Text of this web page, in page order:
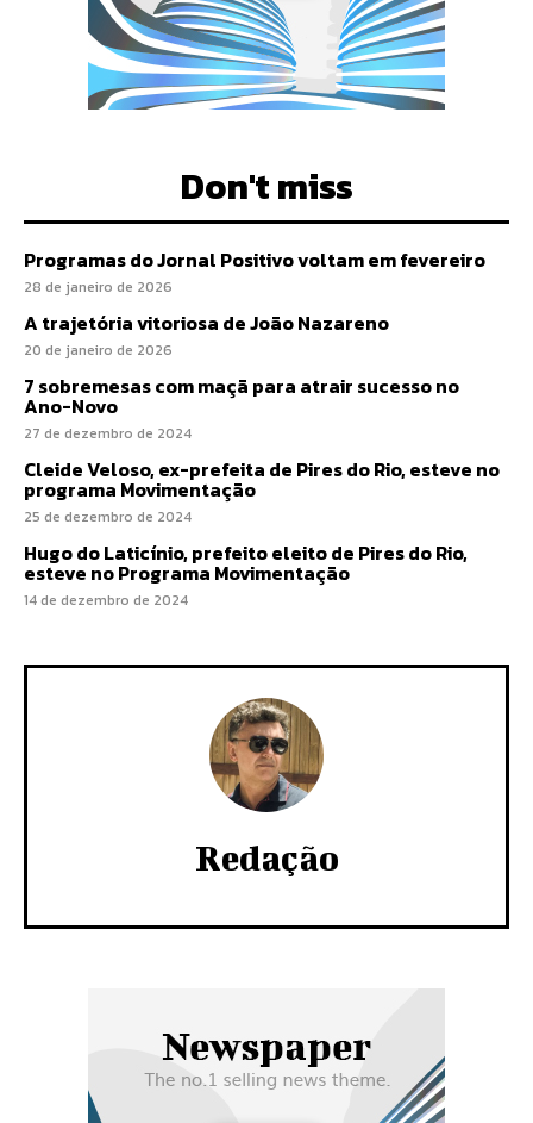
Don't miss
Programas do Jornal Positivo voltam em fevereiro
28 de janeiro de 2026
A trajetória vitoriosa de João Nazareno
20 de janeiro de 2026
7 sobremesas com maçã para atrair sucesso no
Ano-Novo
27 de dezembro de 2024
Cleide Veloso, ex-prefeita de Pires do Rio, esteve no
programa Movimentação
25 de dezembro de 2024
Hugo do Laticínio, prefeito eleito de Pires do Rio,
esteve no Programa Movimentação
14 de dezembro de 2024
Redação